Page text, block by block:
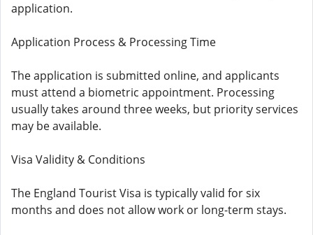
application.
Application Process & Processing Time
The application is submitted online, and applicants
must attend a biometric appointment. Processing
usually takes around three weeks, but priority services
may be available.
Visa Validity & Conditions
The England Tourist Visa is typically valid for six
months and does not allow work or long-term stays.